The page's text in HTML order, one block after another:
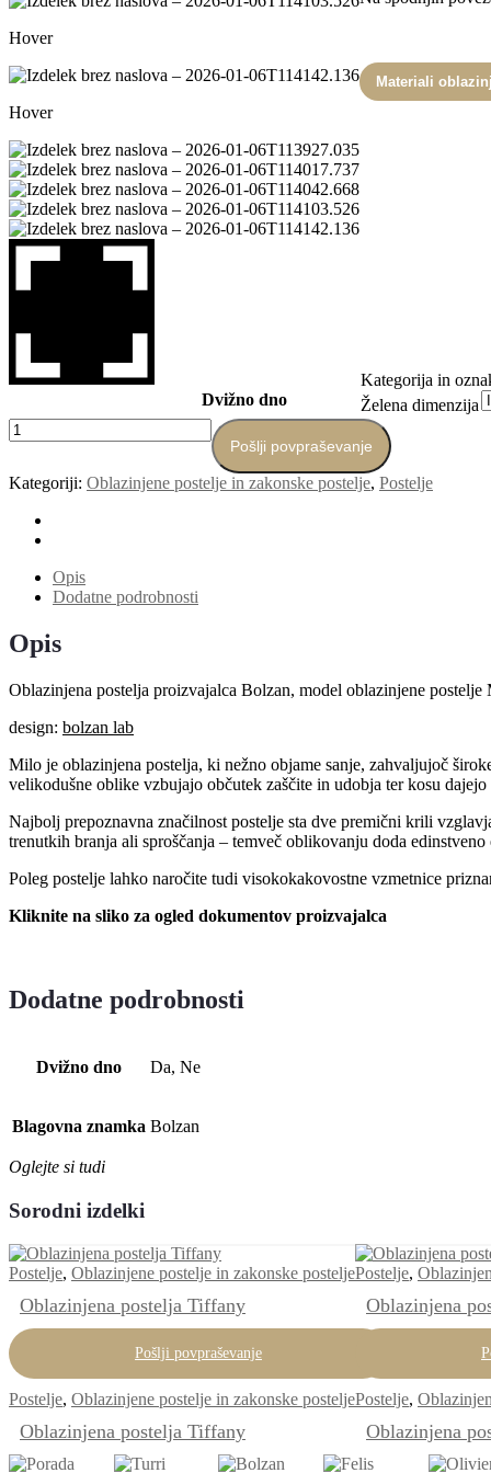
Hover
Hover
Materiali
Dvižno dno
Kategorija in
Želena dimenzija
Oblazinjena
postelja
količina
Pošlji povpraševanje
Kategoriji: Oblazinjene postelje in zakonske postelje, Postelje
Opis
Dodatne podrobnosti
Opis
Oblazinjena postelja proizvajalca Bolzan, model oblazinjene postelje
design: bolzan lab
Milo je oblazinjena postelja, ki nežno objame sanje, zahvaljujoč
velikodušne oblike vzbujajo občutek zaščite in udobja ter kosu
Najbolj prepoznavna značilnost postelje sta dve premični krili
trenutkih branja ali sproščanja – temveč oblikovanju doda
Poleg postelje lahko naročite tudi visokokakovostne vzmetnice
Kliknite na sliko za ogled dokumentov proizvajalca
Dodatne podrobnosti
Dvižno dno Da, Ne
Blagovna znamka Bolzan
Oglejte si tudi
Sorodni izdelki
Postelje, Oblazinjene postelje in zakonske postelje
Oblazinjena postelja Tiffany
Pošlji povpraševanje
Postelje, Oblazinjene postelje in zakonske postelje
Oblazinjena postelja Tiffany
Postelje,
Oblazinjena
Postelje,
Oblazinjena